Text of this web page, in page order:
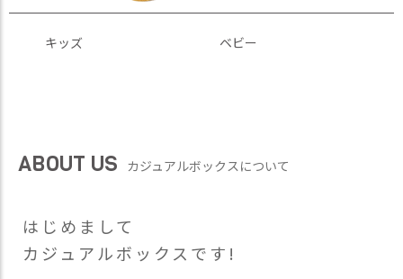
キッズ ベビー
ABOUT US カジュアルボックスについて
はじめまして
カジュアルボックスです!